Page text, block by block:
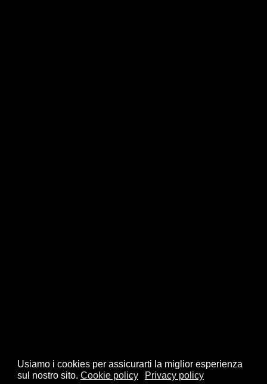
Usiamo i cookies per assicurarti la miglior esperienza
sul nostro sito. Cookie policy Privacy policy